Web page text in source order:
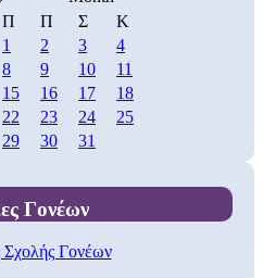
Π Π Σ
Κ
1
2 3
4
8 9 10
11
15 16 17
18
22 23 24
25
29 30 31
Γονέων